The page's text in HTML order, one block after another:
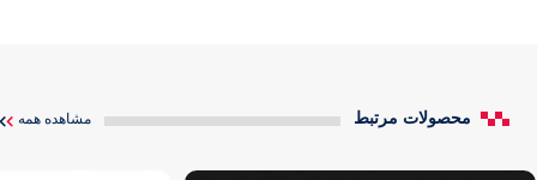
محصولات مرتبط مشاهده همه